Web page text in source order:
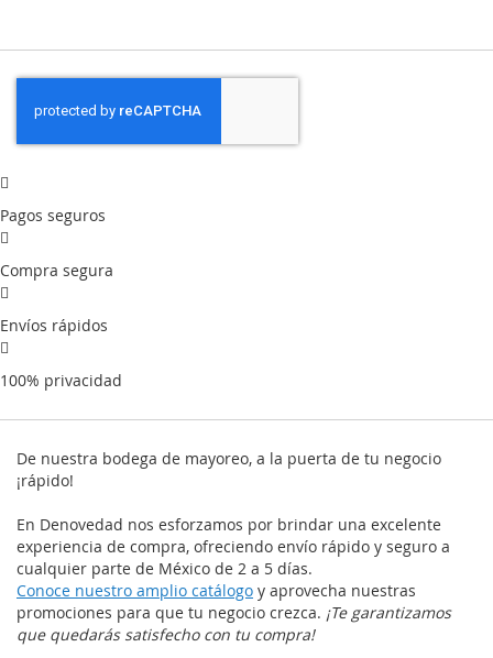
Pagos seguros
Compra segura
Envíos rápidos
100% privacidad
De nuestra bodega de mayoreo, a la puerta de tu negocio
¡rápido!
En Denovedad nos esforzamos por brindar una excelente
experiencia de compra, ofreciendo envío rápido y seguro a
cualquier parte de México de 2 a 5 días.
Conoce nuestro amplio catálogo y aprovecha nuestras
promociones para que tu negocio crezca. ¡Te garantizamos
que quedarás satisfecho con tu compra!